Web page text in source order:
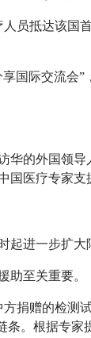
员抵达该
国际交流
的外国领
医疗专家支
进一步扩
助至关重要。
捐赠的检
。根据专